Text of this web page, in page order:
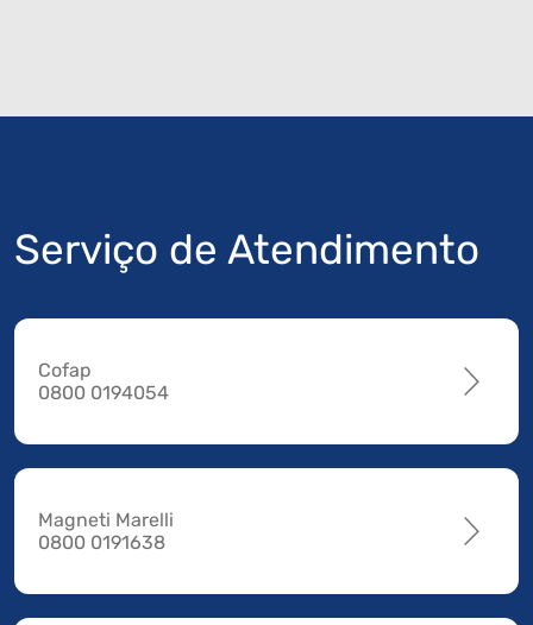
Serviço de Atendimento
Cofap
0800 0194054
Magneti Marelli
0800 0191638